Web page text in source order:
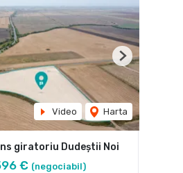
Video Harta
Next
giratoriu Dudeștii Noi
€ (negociabil)